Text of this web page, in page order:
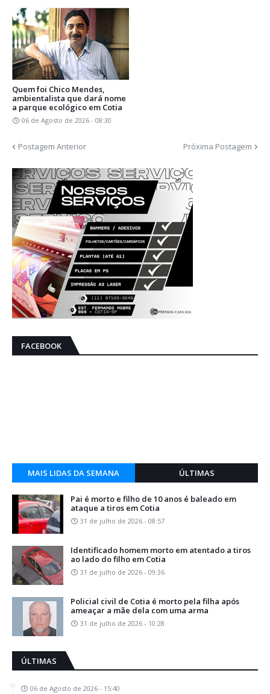
Quem foi Chico Mendes,
ambientalista que dará nome
a parque ecológico em Cotia
06 de Agosto de 2026 - 08:30
Postagem Anterior Próxima Postagem
FACEBOOK
MAIS LIDAS DA SEMANA ÚLTIMAS
Pai é morto e filho de 10 anos é baleado em
ataque a tiros em Cotia
31 de julho de 2026 - 08:57
Identificado homem morto em atentado a tiros
ao lado do filho em Cotia
31 de julho de 2026 - 09:36
Policial civil de Cotia é morto pela filha após
ameaçar a mãe dela com uma arma
31 de julho de 2026 - 10:28
ÚLTIMAS
06 de Agosto de 2026 - 15:40